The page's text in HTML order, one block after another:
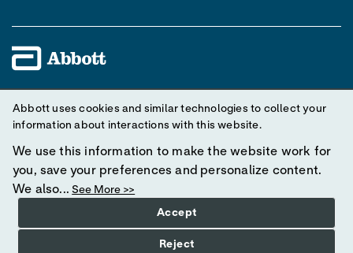
appearing in this Internet site are trademarks owned by or licensed
trademark, trade name, or trade dress in this site may be made
without prior written authorization of Abbott, except to identify the
product or services of the company.
© 2025 Abbott. All rights reserved. Please read the Legal Notice
Abbott uses cookies and similar technologies to collect your
information about interactions with this website.
We use this information to make the website work for
you, save your preferences and personalize content.
We also... See More >>
Accept
Reject